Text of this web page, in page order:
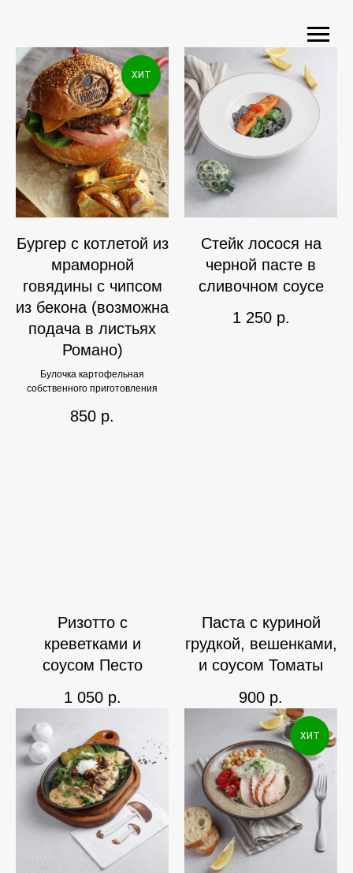
ХИТ
Бургер с котлетой из
мраморной
говядины с чипсом
из бекона (возможна
подача в листьях
Романо)
Булочка картофельная
собственного приготовления
850 р.
Стейк лосося на
черной пасте в
сливочном соусе
1 250 р.
Ризотто с
креветками и
соусом Песто
1 050 р.
Паста с куриной
грудкой, вешенками,
и соусом Томаты
900 р.
ХИТ